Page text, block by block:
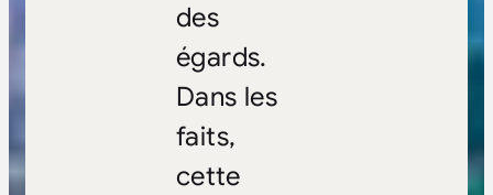
des
égards.
Dans les
faits,
cette